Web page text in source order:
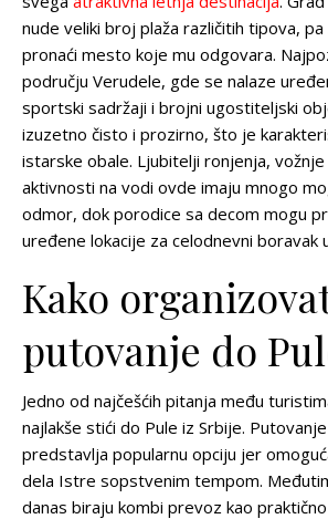
nude veliki broj plaža različitih tipova,
pronaći mesto koje mu odgovara.
području Verudele, gde se nalaze
sportski sadržaji i brojni ugostiteljski
izuzetno čisto i prozirno, što je
istarske obale. Ljubitelji ronjenja, vožnje
aktivnosti na vodi ovde imaju mnogo
odmor, dok porodice sa decom mogu
uređene lokacije za celodnevni boravak
Kako
putovanje do
Jedno od najčešćih pitanja među
najlakše stići do Pule iz Srbije.
predstavlja popularnu opciju jer
dela Istre sopstvenim tempom.
danas biraju kombi prevoz kao